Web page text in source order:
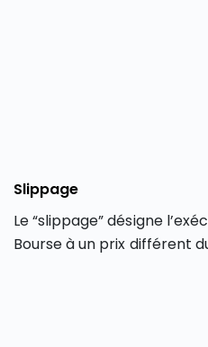
Slippage
Le “slippage” désigne
Bourse à un prix différent